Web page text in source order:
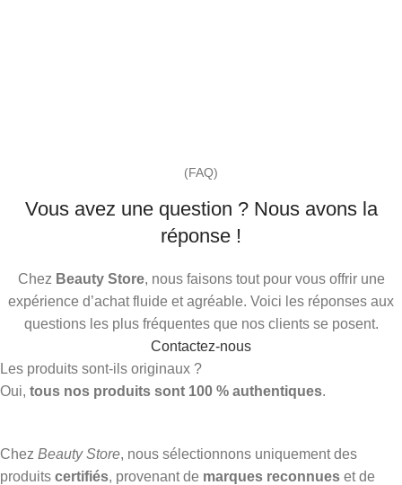
(FAQ)
Vous avez une question ? Nous avons la
réponse !
Chez Beauty Store, nous faisons tout pour vous offrir une
expérience d’achat fluide et agréable. Voici les réponses aux
questions les plus fréquentes que nos clients se posent.
Contactez-nous
Les produits sont-ils originaux ?
Oui, tous nos produits sont 100 % authentiques.
Chez Beauty Store, nous sélectionnons uniquement des
produits certifiés, provenant de marques reconnues et de